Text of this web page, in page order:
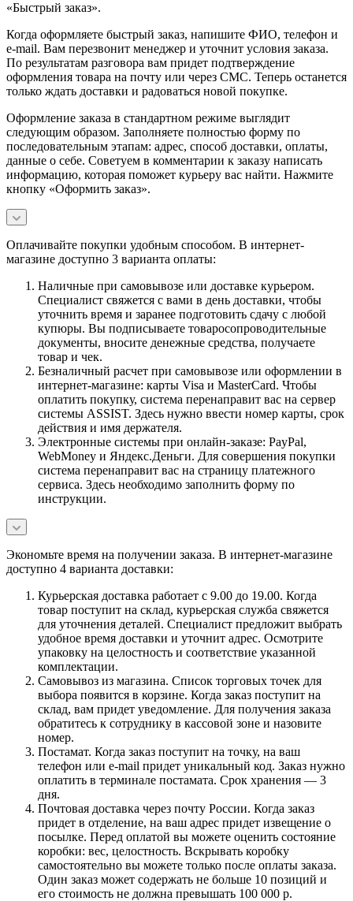
«Быстрый заказ».
Когда оформляете быстрый заказ, напишите ФИО, телефон и
e-mail. Вам перезвонит менеджер и уточнит условия заказа.
По результатам разговора вам придет подтверждение
оформления товара на почту или через СМС. Теперь останется
только ждать доставки и радоваться новой покупке.
Оформление заказа в стандартном режиме выглядит
следующим образом. Заполняете полностью форму по
последовательным этапам: адрес, способ доставки, оплаты,
данные о себе. Советуем в комментарии к заказу написать
информацию, которая поможет курьеру вас найти. Нажмите
кнопку «Оформить заказ».
Оплачивайте покупки удобным способом. В интернет-
магазине доступно 3 варианта оплаты:
Наличные при самовывозе или доставке курьером.
Специалист свяжется с вами в день доставки, чтобы
уточнить время и заранее подготовить сдачу с любой
купюры. Вы подписываете товаросопроводительные
документы, вносите денежные средства, получаете
товар и чек.
Безналичный расчет при самовывозе или оформлении в
интернет-магазине: карты Visa и MasterCard. Чтобы
оплатить покупку, система перенаправит вас на сервер
системы ASSIST. Здесь нужно ввести номер карты, срок
действия и имя держателя.
Электронные системы при онлайн-заказе: PayPal,
WebMoney и Яндекс.Деньги. Для совершения покупки
система перенаправит вас на страницу платежного
сервиса. Здесь необходимо заполнить форму по
инструкции.
Экономьте время на получении заказа. В интернет-магазине
доступно 4 варианта доставки:
Курьерская доставка работает с 9.00 до 19.00. Когда
товар поступит на склад, курьерская служба свяжется
для уточнения деталей. Специалист предложит выбрать
удобное время доставки и уточнит адрес. Осмотрите
упаковку на целостность и соответствие указанной
комплектации.
Самовывоз из магазина. Список торговых точек для
выбора появится в корзине. Когда заказ поступит на
склад, вам придет уведомление. Для получения заказа
обратитесь к сотруднику в кассовой зоне и назовите
номер.
Постамат. Когда заказ поступит на точку, на ваш
телефон или e-mail придет уникальный код. Заказ нужно
оплатить в терминале постамата. Срок хранения — 3
дня.
Почтовая доставка через почту России. Когда заказ
придет в отделение, на ваш адрес придет извещение о
посылке. Перед оплатой вы можете оценить состояние
коробки: вес, целостность. Вскрывать коробку
самостоятельно вы можете только после оплаты заказа.
Один заказ может содержать не больше 10 позиций и
его стоимость не должна превышать 100 000 р.